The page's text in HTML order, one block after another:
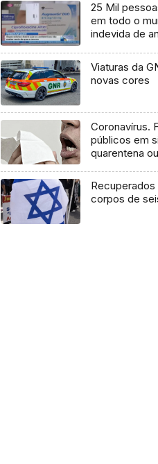
25 Mil
em todo o
indevida de
Viaturas da
novas cores
Coronavírus.
públicos em
quarentena
Recuperados
corpos de